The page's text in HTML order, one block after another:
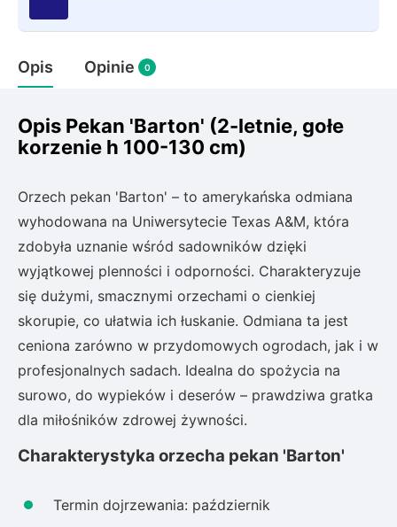
Wiciokrzew
Opis Opinie 0
Opis Pekan 'Barton' (2-letnie, gołe
korzenie h 100-130 cm)
Orzech pekan 'Barton' – to amerykańska odmiana
wyhodowana na Uniwersytecie Texas A&M, która
zdobyła uznanie wśród sadowników dzięki
wyjątkowej plenności i odporności. Charakteryzuje
się dużymi, smacznymi orzechami o cienkiej
skorupie, co ułatwia ich łuskanie. Odmiana ta jest
ceniona zarówno w przydomowych ogrodach, jak i w
profesjonalnych sadach. Idealna do spożycia na
surowo, do wypieków i deserów – prawdziwa gratka
dla miłośników zdrowej żywności.
Charakterystyka orzecha pekan 'Barton'
Termin dojrzewania: październik